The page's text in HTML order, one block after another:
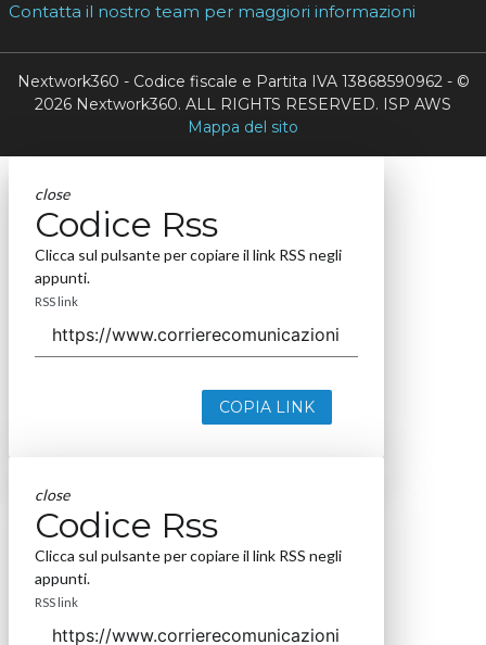
Contatta il nostro team per maggiori informazioni
Nextwork360 - Codice fiscale e Partita IVA 13868590962 - ©
2026 Nextwork360. ALL RIGHTS RESERVED. ISP AWS
Mappa del sito
close
Codice Rss
Clicca sul pulsante per copiare il link RSS negli
appunti.
RSS link
COPIA LINK
close
Codice Rss
Clicca sul pulsante per copiare il link RSS negli
appunti.
RSS link